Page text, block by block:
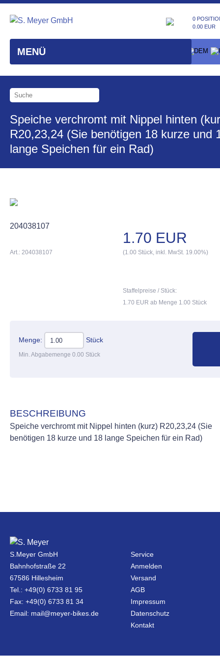
MENÜ
0
0.00 EUR
Speiche verchromt mit Nippel hinten
R20,23,24 (Sie benötigen 18 kurze und
lange Speichen für ein Rad)
204038107
1.70 EUR
Art.: 204038107 (1.00 Stück, inkl. MwSt. 19.00%)
Staffelpreise / Stück:
1.70 EUR ab Menge 1.00 Stück
Menge: Stück
Min. Abgabemenge 0.00 Stück
BESCHREIBUNG
Speiche verchromt mit Nippel hinten (kurz) R20,23,24 (Sie
benötigen 18 kurze und 18 lange Speichen für ein Rad)
S.Meyer GmbH
Bahnhofstraße 22
67586 Hillesheim
Tel.: +49(0) 6733 81 95
Fax: +49(0) 6733 81 34
Email: mail@meyer-bikes.de
Service
Anmelden
Versand
AGB
Impressum
Datenschutz
Kontakt